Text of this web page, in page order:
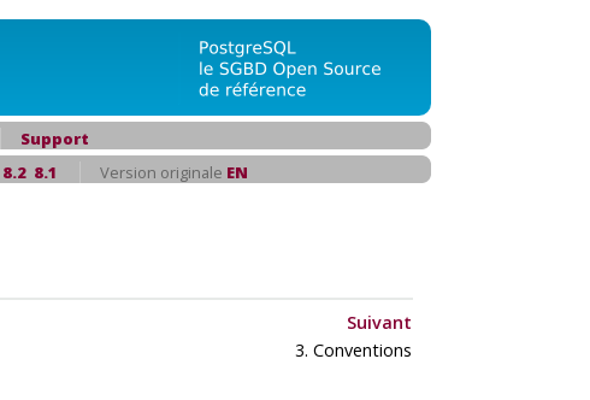
Support
8.2 8.1 Version originale EN
Suivant
3. Conventions